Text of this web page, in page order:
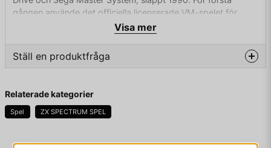
gången använde det officiella licenserade VM-spelet för
turneringen den officiella logotypen, och maskoten. Spelet
Commodore 64 och ZX Spectrum . Efter turneringen
släpptes spelet som World Championship Soccer och bytte
senare namn till Sega Soccer på Mega 6-samlingskassetten
Brasilien släpptes spelet som Super Futebol II.
Visa mer
Ställ en produktfråga
Fråga oss något om denna produkten...
Relaterade kategorier
Spel ZX SPECTRUM SPEL